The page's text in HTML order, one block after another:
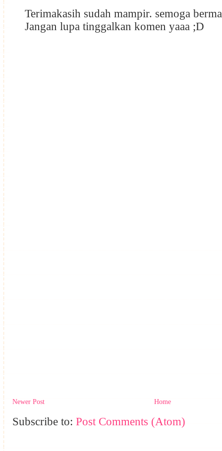
Terimakasih sudah mampir. semoga
Jangan lupa tinggalkan komen yaaa ;D
Newer Post Home
Subscribe to: Post Comments (Atom)